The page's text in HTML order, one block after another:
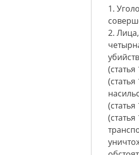
1.
2.